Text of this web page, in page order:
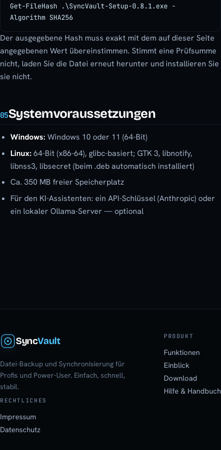
Get-FileHash .\SyncVault-Setup-0.8.1.exe -
Algorithm SHA256
Der ausgegebene Hash muss exakt mit dem auf dieser Seite
angegebenen Wert übereinstimmen. Stimmt eine Prüfsumme
nicht, laden Sie die Datei erneut herunter und installieren Sie
sie nicht.
05Systemvoraussetzungen
Windows: Windows 10 oder 11 (64-Bit)
Linux: 64-Bit (x86-64), glibc-basiert; GTK 3, libnotify,
libnss3, libsecret (beim .deb automatisch installiert)
Ca. 350 MB freier Speicherplatz
Für den KI-Assistenten: ein API-Schlüssel (Anthropic) oder
ein lokaler Ollama-Server — optional
SyncVault
Datei-Backup und Synchronisierung für
Profis und Power-User. Einfach, schnell,
stabil.
PRODUKT
Funktionen
Einblick
Download
Hilfe & Handbuch
RECHTLICHES
Impressum
Datenschutz